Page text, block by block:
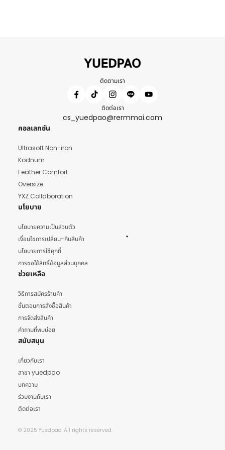
ติดตามเรา
ติดต่อเรา
cs_yuedpao@rermmai.com
คอลเลกชัน
Ultrasoft Non-iron
Kodnum
Feather Comfort
Oversize
YXZ Collaboration
นโยบาย
นโยบายความเป็นส่วนตัว
เงื่อนไขการเปลี่ยน-คืนสินค้า
นโยบายการใช้คุกกี้
การขอใช้สิทธิ์ข้อมูลส่วนบุคคล
ช่วยเหลือ
วิธีการสมัครร้านค้า
ขั้นตอนการสั่งซื้อสินค้า
การจัดส่งสินค้า
คำถามที่พบบ่อย
สนับสนุน
เกี่ยวกับเรา
สาขา yuedpao
บทความ
ร่วมงานกับเรา
ติดต่อเรา
© 2025 Yuedpao. All rights reserved.